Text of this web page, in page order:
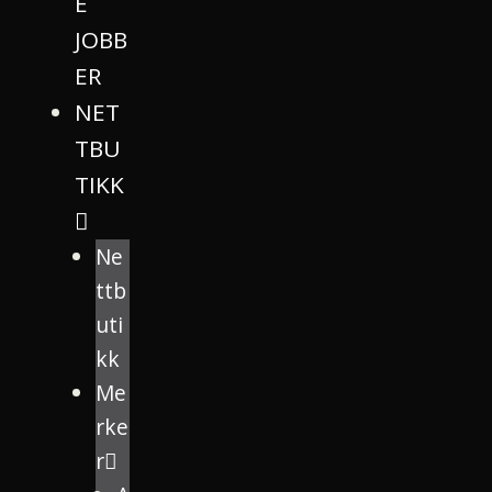
JOBB
ER
NET
TBU
TIKK
Ne
ttb
uti
kk
Me
rke
r